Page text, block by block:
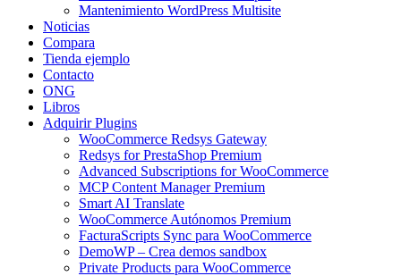
Mantenimiento WordPress Multisite
Noticias
Compara
Tienda ejemplo
Contacto
ONG
Libros
Adquirir Plugins
WooCommerce Redsys Gateway
Redsys for PrestaShop Premium
Advanced Subscriptions for WooCommerce
MCP Content Manager Premium
Smart AI Translate
WooCommerce Autónomos Premium
FacturaScripts Sync para WooCommerce
DemoWP – Crea demos sandbox
Private Products para WooCommerce